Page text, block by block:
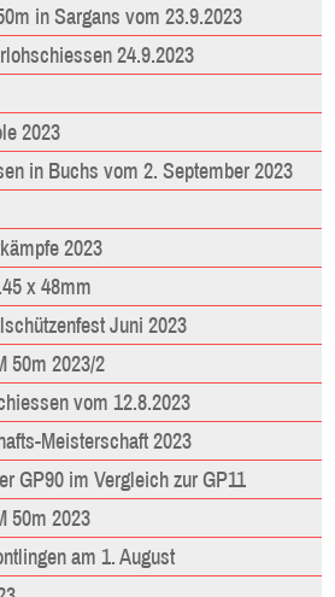
in Sargans vom 23.9.2023
24.9.2023
2023
in Buchs vom 2. September 2023
2023
x 48mm
Juni 2023
50m 2023/2
vom 12.8.2023
Meisterschaft 2023
GP90 im Vergleich zur GP11
50m 2023
am 1. August